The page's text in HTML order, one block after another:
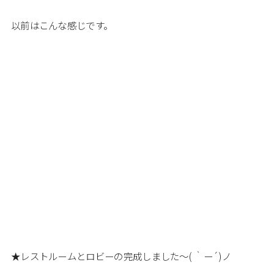
以前はこんな感じです。
★レストルームとロビーの完成しました～( ｀ー´)ノ